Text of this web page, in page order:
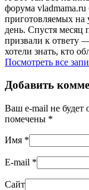
форума
приготовляемых
день. Спустя месяц
призвали к ответу
хотели знать, кто
Посмотреть все
Добавить
Ваш e-mail не будет
помечены *
Имя *
E-mail *
Сайт